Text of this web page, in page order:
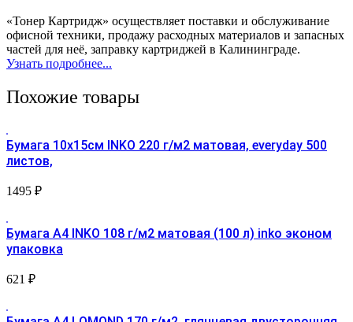
«Тонер Картридж» осуществляет поставки и обслуживание
офисной техники, продажу расходных материалов и запасных
частей для неё, заправку картриджей в Калининграде.
Узнать подробнее...
Похожие товары
Бумага 10х15см INKO 220 г/м2 матовая, everyday 500
листов,
1495 ₽
Бумага A4 INKO 108 г/м2 матовая (100 л) inko эконом
упаковка
621 ₽